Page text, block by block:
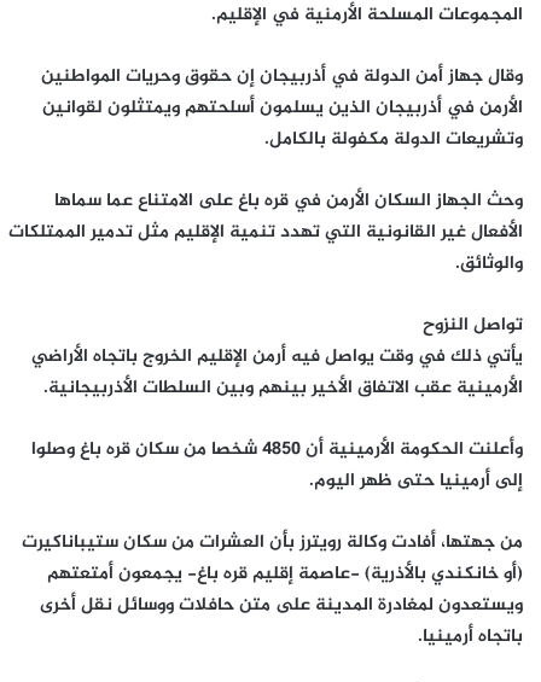
المجموعات المسلحة الأرمنية في الإقليم.
وقال جهاز أمن الدولة في أذربيجان إن حقوق وحريات المواطنين
الأرمن في أذربيجان الذين يسلمون أسلحتهم ويمتثلون لقوانين
وتشريعات الدولة مكفولة بالكامل.
وحث الجهاز السكان الأرمن في قره باغ على الامتناع عما سماها
الأفعال غير القانونية التي تهدد تنمية الإقليم مثل تدمير الممتلكات
والوثائق.
تواصل النزوح
يأتي ذلك في وقت يواصل فيه أرمن الإقليم الخروج باتجاه الأراضي
الأرمينية عقب الاتفاق الأخير بينهم وبين السلطات الأذربيجانية.
وأعلنت الحكومة الأرمينية أن 4850 شخصا من سكان قره باغ وصلوا
إلى أرمينيا حتى ظهر اليوم.
من جهتها، أفادت وكالة رويترز بأن العشرات من سكان ستيباناكيرت
(أو خانكندي بالأذرية) -عاصمة إقليم قره باغ- يجمعون أمتعتهم
ويستعدون لمغادرة المدينة على متن حافلات ووسائل نقل أخرى
باتجاه أرمينيا.